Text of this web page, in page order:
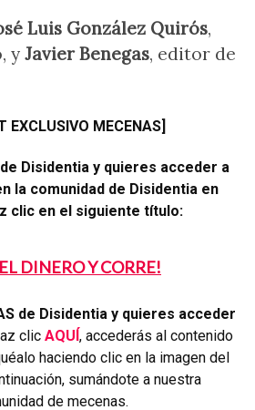
Luis González Quirós,
y Javier Benegas, editor de
EXCLUSIVO MECENAS]
de Disidentia y quieres acceder a
la comunidad de Disidentia en
clic en el siguiente título:
DINERO Y CORRE!
de Disidentia y quieres acceder
clic AQUÍ, accederás al contenido
haciendo clic en la imagen del
sumándote a nuestra
de mecenas.